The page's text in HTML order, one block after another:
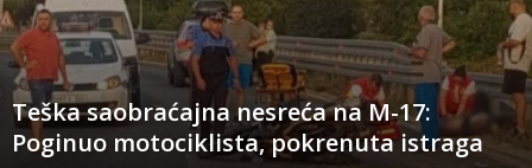
Teška saobraćajna nesreća na M-17:
Poginuo motociklista, pokrenuta istraga